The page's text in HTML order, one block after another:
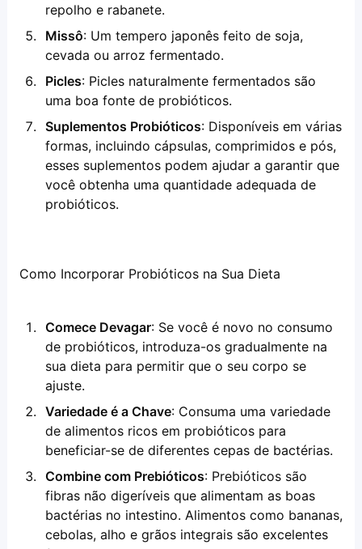
repolho e rabanete.
Missô: Um tempero japonês feito de soja,
cevada ou arroz fermentado.
Picles: Picles naturalmente fermentados são
uma boa fonte de probióticos.
Suplementos Probióticos: Disponíveis em várias
formas, incluindo cápsulas, comprimidos e pós,
esses suplementos podem ajudar a garantir que
você obtenha uma quantidade adequada de
probióticos.
Como Incorporar Probióticos na Sua Dieta
Comece Devagar: Se você é novo no consumo
de probióticos, introduza-os gradualmente na
sua dieta para permitir que o seu corpo se
ajuste.
Variedade é a Chave: Consuma uma variedade
de alimentos ricos em probióticos para
beneficiar-se de diferentes cepas de bactérias.
Combine com Prebióticos: Prebióticos são
fibras não digeríveis que alimentam as boas
bactérias no intestino. Alimentos como bananas,
cebolas, alho e grãos integrais são excelentes